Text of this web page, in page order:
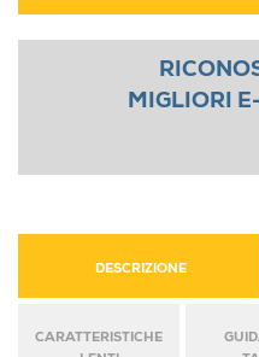
MIGLIORI
DESCRIZIONE
CARATTERISTICHE